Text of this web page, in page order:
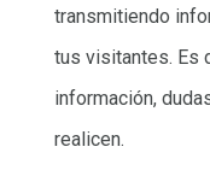
transmitiendo
tus visitantes. Es
información,
realicen.